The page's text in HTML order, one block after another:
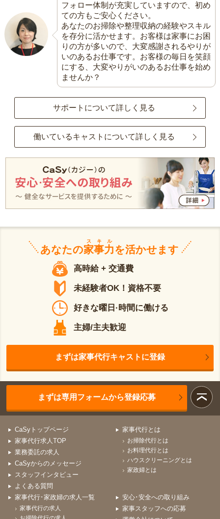
フォロー体制が充実していますので、初め
ての方もご安心ください。
あなたのお掃除や整理収納の経験やスキル
を存分に活かせます。お客様は家事にお困
りの方が多いので、大変感謝されるやりが
いのあるお仕事です。お客様の毎日を笑顔
にする、大変やりがいのあるお仕事を始め
ませんか？
サポートについて詳しく見る
働いているキャストについて詳しく見る
あなたの家事力
スキル
を活かせます
高時給 + 交通費
未経験者OK！資格不要
好きな曜日·時間に働ける
主婦/主夫歓迎
まずは家事代行キャストに登録
まずは専用フォームから登録応募
CaSyトップページ
家事代行求人TOP
業務委託の求人
CaSyからのメッセージ
スタッフインタビュー
よくある質問
家事代行とは
お掃除代行とは
お料理代行とは
ハウスクリーニングとは
家政婦とは
家事代行･家政婦の求人一覧
家事代行の求人
安心･安全への取り組み
家事スタッフへの応募